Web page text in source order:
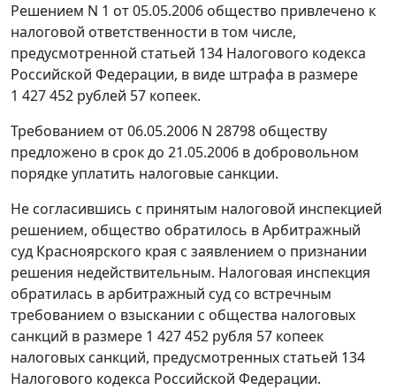
Решением N 1 от 05.05.2006 общество привлечено к
налоговой ответственности в том числе,
предусмотренной статьей 134 Налогового кодекса
Российской Федерации, в виде штрафа в размере
1 427 452 рублей 57 копеек.
Требованием от 06.05.2006 N 28798 обществу
предложено в срок до 21.05.2006 в добровольном
порядке уплатить налоговые санкции.
Не согласившись с принятым налоговой инспекцией
решением, общество обратилось в Арбитражный
суд Красноярского края с заявлением о признании
решения недействительным. Налоговая инспекция
обратилась в арбитражный суд со встречным
требованием о взыскании с общества налоговых
санкций в размере 1 427 452 рубля 57 копеек
налоговых санкций, предусмотренных статьей 134
Налогового кодекса Российской Федерации.